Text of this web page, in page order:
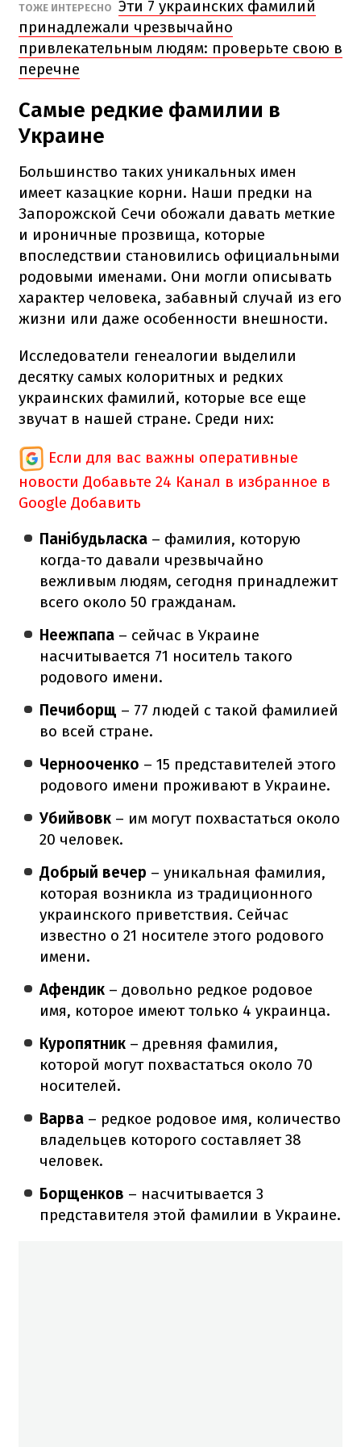
ТОЖЕ ИНТЕРЕСНО Эти 7 украинских фамилий
принадлежали чрезвычайно
привлекательным людям: проверьте свою в
перечне
Самые редкие фамилии в
Украине
Большинство таких уникальных имен
имеет казацкие корни. Наши предки на
Запорожской Сечи обожали давать меткие
и ироничные прозвища, которые
впоследствии становились официальными
родовыми именами. Они могли описывать
характер человека, забавный случай из его
жизни или даже особенности внешности.
Исследователи генеалогии выделили
десятку самых колоритных и редких
украинских фамилий, которые все еще
звучат в нашей стране. Среди них:
Если для вас важны оперативные
новости Добавьте 24 Канал в избранное в
Google Добавить
Панібудьласка – фамилия, которую
когда-то давали чрезвычайно
вежливым людям, сегодня принадлежит
всего около 50 гражданам.
Неежпапа – сейчас в Украине
насчитывается 71 носитель такого
родового имени.
Печиборщ – 77 людей с такой фамилией
во всей стране.
Чернооченко – 15 представителей этого
родового имени проживают в Украине.
Убийвовк – им могут похвастаться около
20 человек.
Добрый вечер – уникальная фамилия,
которая возникла из традиционного
украинского приветствия. Сейчас
известно о 21 носителе этого родового
имени.
Афендик – довольно редкое родовое
имя, которое имеют только 4 украинца.
Куропятник – древняя фамилия,
которой могут похвастаться около 70
носителей.
Варва – редкое родовое имя, количество
владельцев которого составляет 38
человек.
Борщенков – насчитывается 3
представителя этой фамилии в Украине.